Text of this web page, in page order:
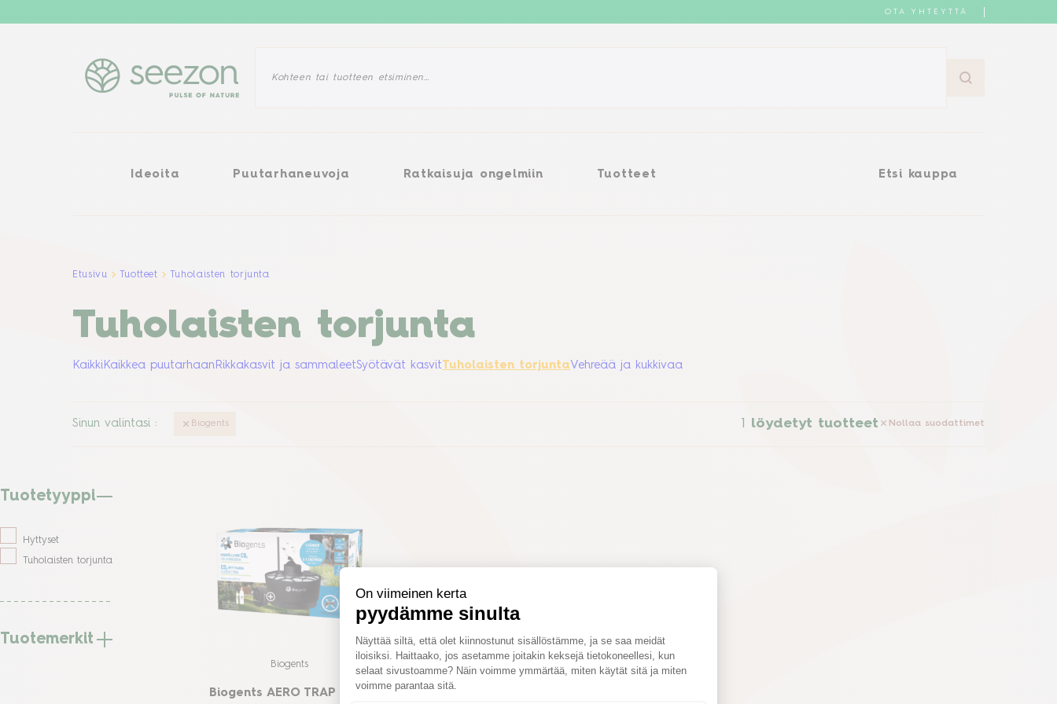
OTA YHTEYTTÄ
Ideoita Puutarhaneuvoja Ratkaisuja ongelmiin Tuotteet Etsi kauppa
IdeoitaPuutarhaneuvojaRatkaisuja ongelmiinTuotteet Etsi kauppa
Etusivu Tuotteet Tuholaisten torjunta
Tuholaisten torjunta
Kaikki Kaikkea puutarhaan Rikkakasvit ja sammaleetSyötävät kasvitTuholaisten torjuntaVehreää ja kukkivaa
Sinun valintasi : Biogents 1 löydetyt tuotteet Nollaa suodattimet
Tuotetyyppi
Hyttyset
Tuholaisten torjunta
Tuotemerkit
Biogents
Biogents AERO TRAP PLUS